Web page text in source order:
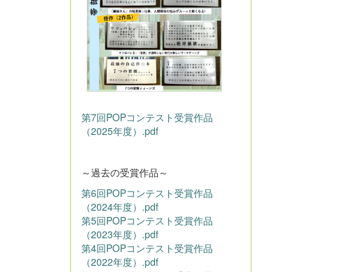
第7回POPコンテスト受賞作品
（2025年度）.pdf
～過去の受賞作品～
第6回POPコンテスト受賞作品
（2024年度）.pdf
第5回POPコンテスト受賞作品
（2023年度）.pdf
第4回POPコンテスト受賞作品
（2022年度）.pdf